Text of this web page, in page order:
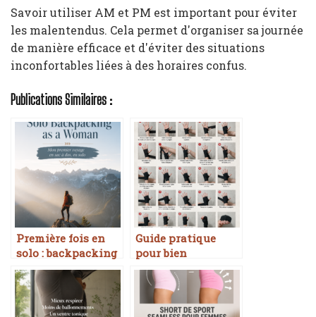
Savoir utiliser AM et PM est important pour éviter
les malentendus. Cela permet d'organiser sa journée
de manière efficace et d'éviter des situations
inconfortables liées à des horaires confus.
Publications Similaires :
Première fois en
solo : backpacking
au féminin
Guide pratique
pour bien
envelopper vos
mains en boxe